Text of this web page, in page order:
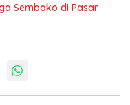
Sembako di Pasar